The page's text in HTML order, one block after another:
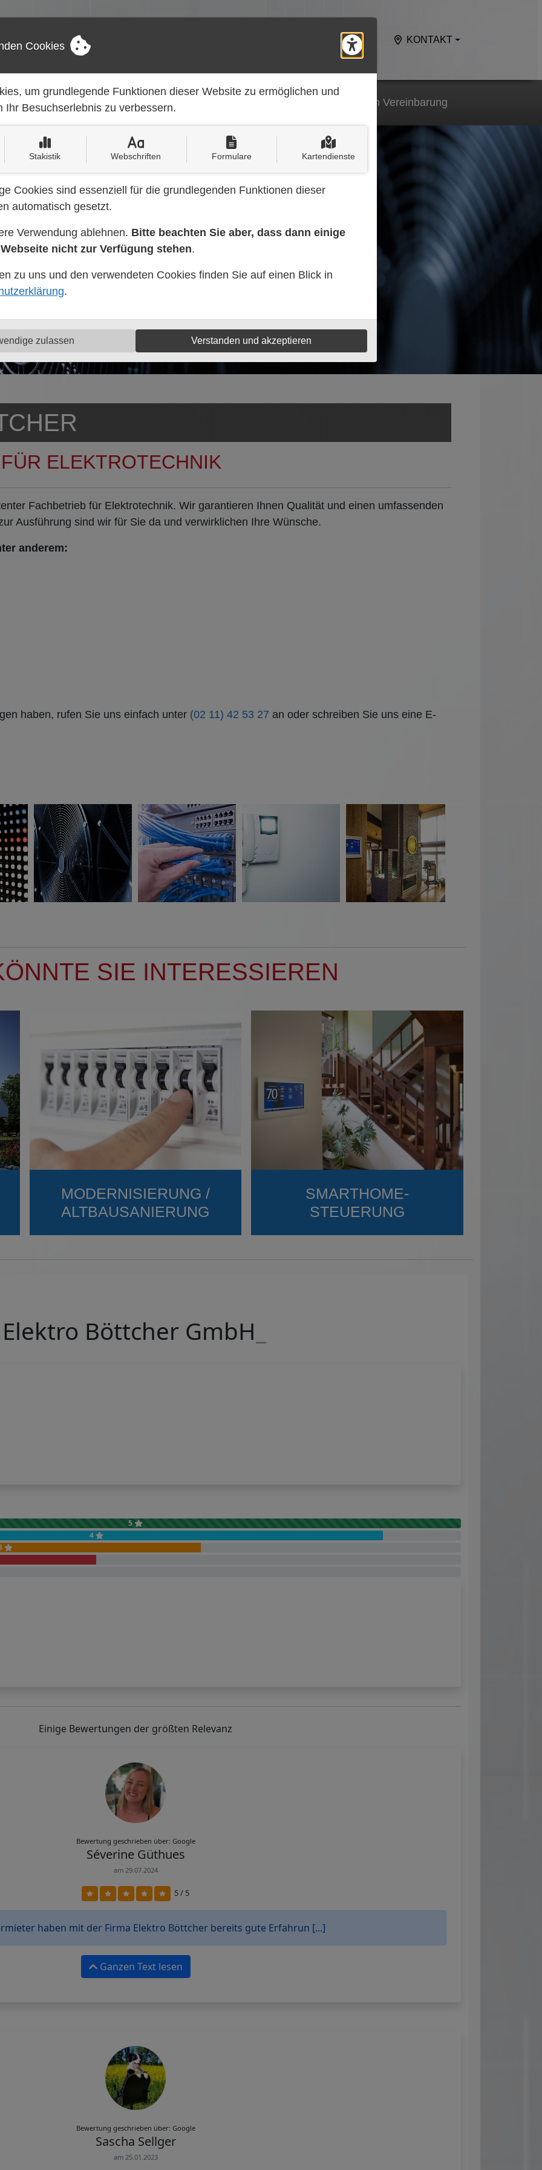
UNTERNEHMEN KUNDENDIENST KONTAKT
elektro.com Termine nur nach Vereinbarung
ELEKTROTECHNIK
Fachbetrieb für Elektrotechnik. Wir garantieren Ihnen Qualität und einen umfassenden
Ausführung sind wir für Sie da und verwirklichen Ihre Wünsche.
anderem:
haben, rufen Sie uns einfach unter (02 11) 42 53 27 an oder schreiben Sie uns eine E-
SIE INTERESSIEREN
MODERNISIERUNG /
ALTBAUSANIERUNG
SMARTHOME-
STEUERUNG
Cookies
Barrierefreiheits-Tools
um grundlegende Funktionen dieser Website zu ermöglichen und
Ihr Besuchserlebnis zu verbessern.
Stakistik Webschriften Formulare Kartendienste
Cookies sind essenziell für die grundlegenden Funktionen dieser
automatisch gesetzt.
Verwendung ablehnen. Bitte beachten Sie aber, dass dann einige
nicht zur Verfügung stehen.
zu uns und den verwendeten Cookies finden Sie auf einen Blick in
.
zulassen Verstanden und akzeptieren